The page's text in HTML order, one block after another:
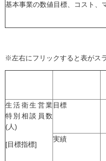
基本事業の数値目標、コスト、
※左右にフリックすると表がス
生活衛生営業
特別相談員数
(人)
[目標指標]
目標
実績